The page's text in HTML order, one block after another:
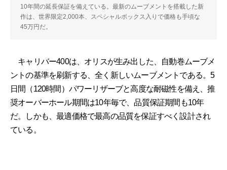
10年間の延長保証を備えている。最新のムーブメントを搭載した新
作は、世界限定2,000本、スペシャルボックス入りで価格も手頃な
45万円だ。
キャリバー400は、オリスが生み出した、自動巻ムーブメ
ントの基準を刷新する、全く新しいムーブメントである。5
日間（120時間）パワーリザーブと高度な耐磁性を備え、推
奨オーバーホール期間は10年毎で、品質保証期間も10年
だ。しかも、最適価格で最高の品質を保証すべく設計され
ている。